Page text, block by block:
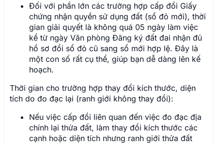
Đối với phần lớn các trường hợp cấp đổi Giấy
chứng nhận quyền sử dụng đất (sổ đỏ mới), thời
gian giải quyết là không quá 05 ngày làm việc
kể từ ngày Văn phòng Đăng ký đất đai nhận đủ
hồ sơ đổi sổ đỏ cũ sang sổ mới hợp lệ. Đây là
một con số rất cụ thể, giúp bạn dễ dàng lên kế
hoạch.
Thời gian cho trường hợp thay đổi kích thước, diện
tích do đo đạc lại (ranh giới không thay đổi):
Nếu việc cấp đổi liên quan đến việc đo đạc địa
chính lại thửa đất, làm thay đổi kích thước các
cạnh hoặc diện tích nhưng ranh giới thửa đất